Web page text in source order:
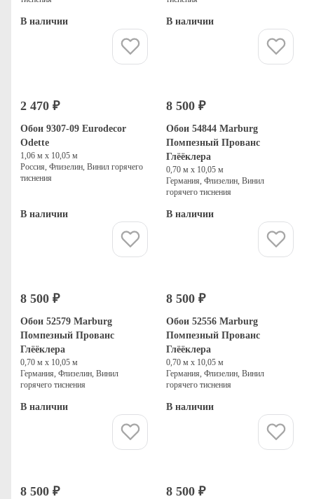
В наличии В наличии
2 470 ₽
Обои 9307-09 Eurodecor
Odette
1,06 м х 10,05 м
Россия, Флизелин, Винил горячего
тиснения
В наличии
8 500 ₽
Обои 54844 Marburg
Помпезный Прованс
Глёёклера
0,70 м х 10,05 м
Германия, Флизелин, Винил
горячего тиснения
В наличии
8 500 ₽
Обои 52579 Marburg
Помпезный Прованс
Глёёклера
0,70 м х 10,05 м
Германия, Флизелин, Винил
горячего тиснения
В наличии
8 500 ₽
Обои 52556 Marburg
Помпезный Прованс
Глёёклера
0,70 м х 10,05 м
Германия, Флизелин, Винил
горячего тиснения
В наличии
8 500 ₽ 8 500 ₽